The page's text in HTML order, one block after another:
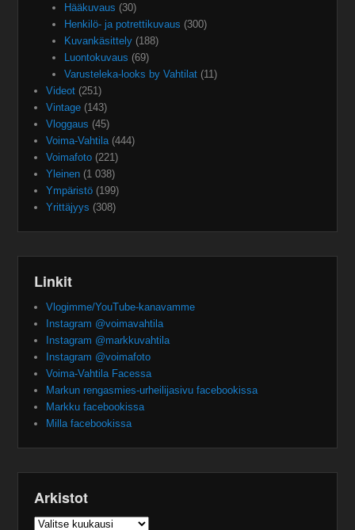
Hääkuvaus (30)
Henkilö- ja potrettikuvaus (300)
Kuvankäsittely(188)
Luontokuvaus (69)
Varusteleka-looks by Vahtilat(11)
Videot (251)
Vintage (143)
Vloggaus (45)
Voima-Vahtila (444)
Voimafoto (221)
Yleinen (1 038)
Ympäristö (199)
Yrittäjyys (308)
Linkit
Vlogimme/YouTube-kanavamme
Instagram @voimavahtila
Instagram @markkuvahtila
Instagram @voimafoto
Voima-Vahtila Facessa
Markun rengasmies-urheilijasivu facebookissa
Markku facebookissa
Milla facebookissa
Arkistot
Arkistot